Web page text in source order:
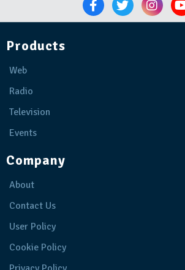
Products
Web
Radio
Television
Events
Company
About
Contact Us
User Policy
Cookie Policy